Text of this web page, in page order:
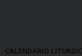
CALENDARIO